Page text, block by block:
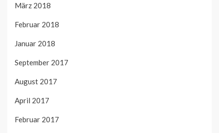
März 2018
Februar 2018
Januar 2018
September 2017
August 2017
April 2017
Februar 2017